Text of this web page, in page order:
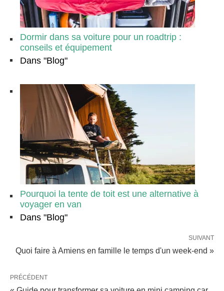
Dormir dans sa voiture pour un roadtrip :
conseils et équipement
Dans "Blog"
Pourquoi la tente de toit est une alternative à
voyager en van
Dans "Blog"
SUIVANT
Quoi faire à Amiens en famille le temps d'un week-end »
PRÉCÉDENT